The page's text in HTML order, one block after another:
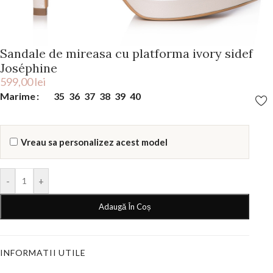
Sandale de mireasa cu platforma ivory sidef
Joséphine
599,00lei
Marime 35 36 37 38 39 40
Vreau sa personalizez acest model
- +
Adaugă În Coș
INFORMATII UTILE